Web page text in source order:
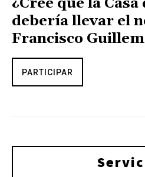
¿Cree que la
debería llevar el
Francisco
PARTICIPAR